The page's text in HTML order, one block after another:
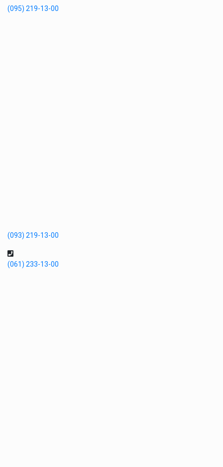
(095) 219-13-00
(093) 219-13-00
(061) 233-13-00